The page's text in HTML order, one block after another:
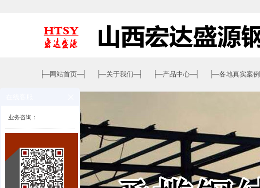
├─网站首页─┤ ├─关于我们─┤ ├─产品中心─┤ ├─各地真实案例
业务咨询：